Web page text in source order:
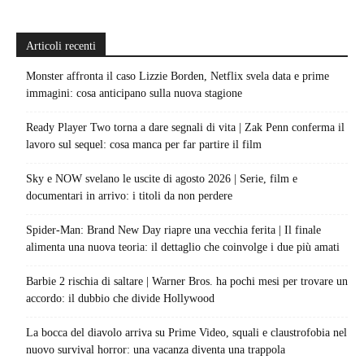
Articoli recenti
Monster affronta il caso Lizzie Borden, Netflix svela data e prime
immagini: cosa anticipano sulla nuova stagione
Ready Player Two torna a dare segnali di vita | Zak Penn conferma il
lavoro sul sequel: cosa manca per far partire il film
Sky e NOW svelano le uscite di agosto 2026 | Serie, film e
documentari in arrivo: i titoli da non perdere
Spider-Man: Brand New Day riapre una vecchia ferita | Il finale
alimenta una nuova teoria: il dettaglio che coinvolge i due più amati
Barbie 2 rischia di saltare | Warner Bros. ha pochi mesi per trovare un
accordo: il dubbio che divide Hollywood
La bocca del diavolo arriva su Prime Video, squali e claustrofobia nel
nuovo survival horror: una vacanza diventa una trappola